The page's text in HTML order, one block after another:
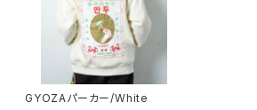
GYOZAパーカー/White